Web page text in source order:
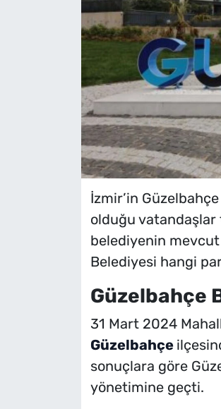
İzmir’in
olduğu vatandaşlar
belediyenin mevcut
Belediyesi hangi
Güzelbahçe
31 Mart 2024
Güzelbahçe
sonuçlara göre
yönetimine geçti.